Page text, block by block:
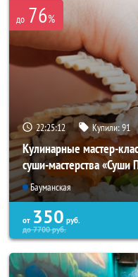
до 76%
22:25:08 Купили:91
Кулинарные мастер-
суши-мастерства «Суши
Бауманская
от 350 руб.
до7700руб.